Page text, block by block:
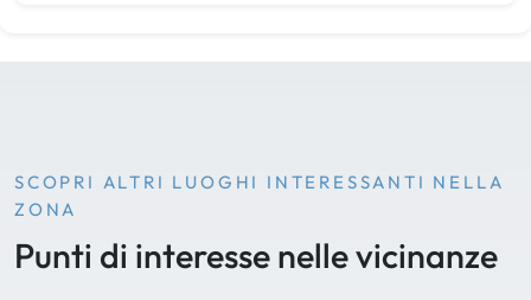
SCOPRI ALTRI LUOGHI INTERESSANTI NELLA
ZONA
Punti di interesse nelle vicinanze